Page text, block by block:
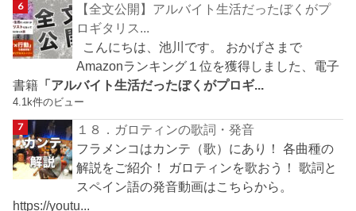
【全文公開】アルバイト生活だったぼくがプ
ロギタリス...
こんにちは、池川です。 おかげさまで
Amazonランキング１位を獲得しました、電子
書籍 「アルバイト生活だったぼくがプロギ...
4.1k件のビュー
１８．ガロティンの歌詞・発音
フラメンコはカンテ（歌）にあり！ 各曲種の
解説をご紹介！ ガロティンを歌おう！ 歌詞と
スペイン語の発音動画はこちらから。
https://youtu...